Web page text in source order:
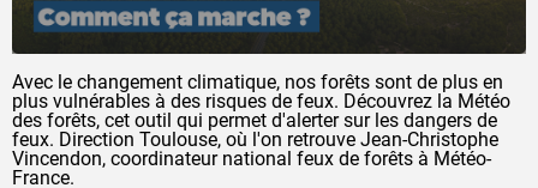
Avec le changement climatique, nos forêts sont de plus en
plus vulnérables à des risques de feux. Découvrez la Météo
des forêts, cet outil qui permet d'alerter sur les dangers de
feux. Direction Toulouse, où l'on retrouve Jean-Christophe
Vincendon, coordinateur national feux de forêts à Météo-
France.